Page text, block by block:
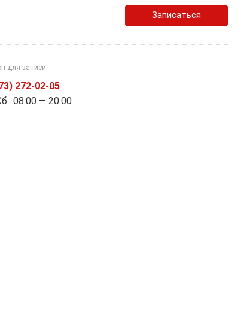
Записаться
для записи
272-02-05
08:00 — 20:00